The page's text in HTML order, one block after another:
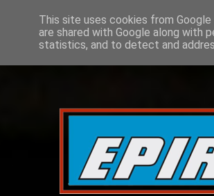
This site uses cookies from
are shared with Google along with
statistics, and to detect and